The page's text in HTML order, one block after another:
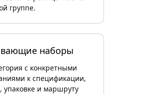
группе.
наборы
с конкретными
к спецификации,
упаковке и маршруту